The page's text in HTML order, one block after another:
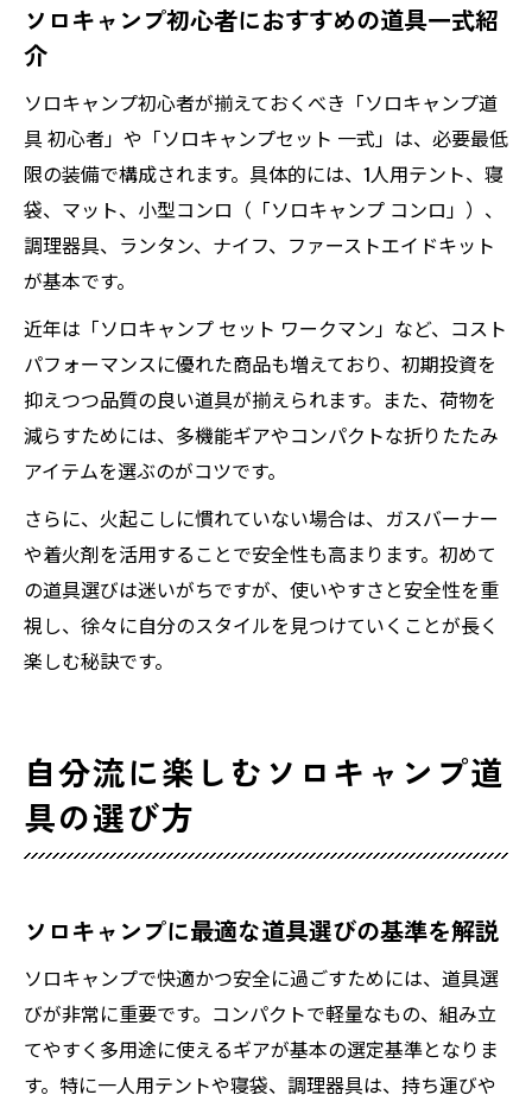
ソロキャンプ初心者におすすめの道具一式紹
介
ソロキャンプ初心者が揃えておくべき「ソロキャンプ道
具 初心者」や「ソロキャンプセット 一式」は、必要最低
限の装備で構成されます。具体的には、1人用テント、寝
袋、マット、小型コンロ（「ソロキャンプ コンロ」）、
調理器具、ランタン、ナイフ、ファーストエイドキット
が基本です。
近年は「ソロキャンプ セット ワークマン」など、コスト
パフォーマンスに優れた商品も増えており、初期投資を
抑えつつ品質の良い道具が揃えられます。また、荷物を
減らすためには、多機能ギアやコンパクトな折りたたみ
アイテムを選ぶのがコツです。
さらに、火起こしに慣れていない場合は、ガスバーナー
や着火剤を活用することで安全性も高まります。初めて
の道具選びは迷いがちですが、使いやすさと安全性を重
視し、徐々に自分のスタイルを見つけていくことが長く
楽しむ秘訣です。
自分流に楽しむソロキャンプ道
具の選び方
ソロキャンプに最適な道具選びの基準を解説
ソロキャンプで快適かつ安全に過ごすためには、道具選
びが非常に重要です。コンパクトで軽量なもの、組み立
てやすく多用途に使えるギアが基本の選定基準となりま
す。特に一人用テントや寝袋、調理器具は、持ち運びや